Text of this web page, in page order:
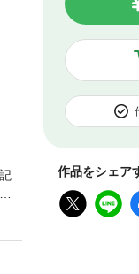
作品をシェア